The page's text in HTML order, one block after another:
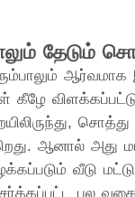
தேடும்
ஆர்வமாக
கீழே
சொத்து
ஆனால் அது
வீடு
பல